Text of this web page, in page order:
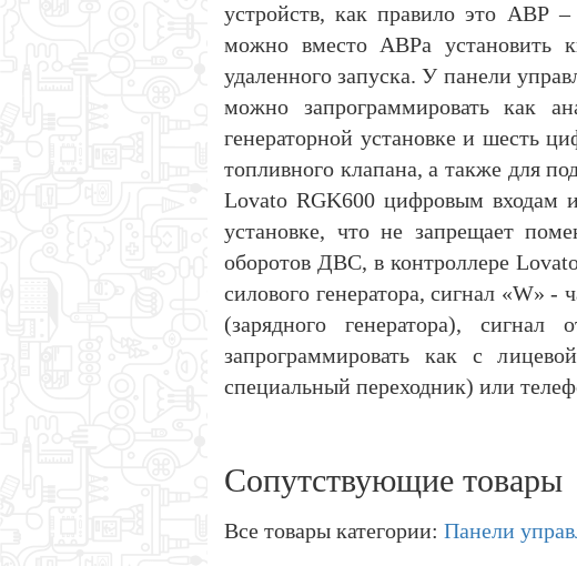
устройств, как правило это АВР –
можно вместо АВРа установить
удаленного запуска. У панели
можно запрограммировать как
генераторной установке и шесть
топливного клапана, а также для
Lovato RGK600 цифровым входам
установке, что не запрещает
оборотов ДВС, в контроллере
силового генератора, сигнал «W» -
(зарядного генератора),
запрограммировать как с
специальный переходник) или
Сопутствующие товары
Все товары категории: Панели